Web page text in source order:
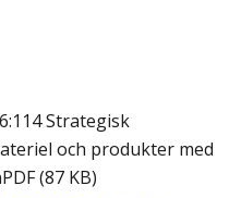
Strategisk
och produkter med
PDF(87 KB)